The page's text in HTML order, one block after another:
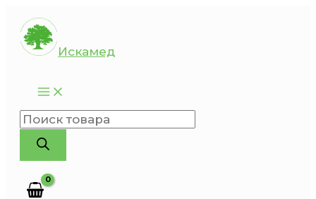
Перейти
содержимому
Искамед
Поиск
товаров